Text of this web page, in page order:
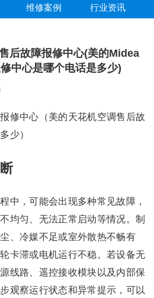
维修案例 行业资讯
后故障报修中心(美的Midea
中心是哪个电话是多少)
修中心（美的天花机空调售后故
少）
中，可能会出现多种常见故障，
均匀、无法正常启动等情况。制
、冷媒不足或室外散热不畅有
卡滞或电机运行不稳。若设备无
线路、遥控接收模块以及内部保
观察运行状态和异常提示，可以